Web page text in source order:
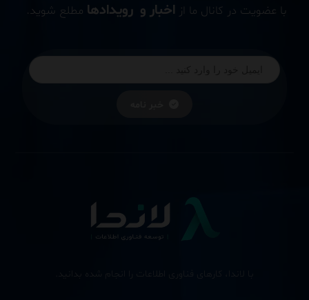
با عضویت در کانال ما از اخبار و رویدادها مطلع شوید.
با لاندا، کارهای فناوری اطلاعات را انجام شده بدانید.